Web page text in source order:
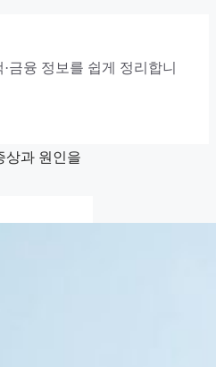
금융 정보를 쉽게 정리합니
상과 원인을